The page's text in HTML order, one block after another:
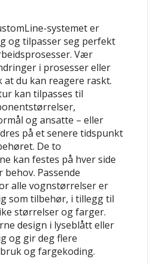
systemet er
og tilpasser seg perfekt
Vær
i prosesser eller
at du kan reagere raskt.
kan tilpasses til
og ansatte – eller
på et senere tidspunkt
De to
kan festes på hver side
Passende
alle vognstørrelser er
som tilbehør, i tillegg til
størrelser og farger.
design i lyseblått eller
og gir deg flere
og fargekoding.